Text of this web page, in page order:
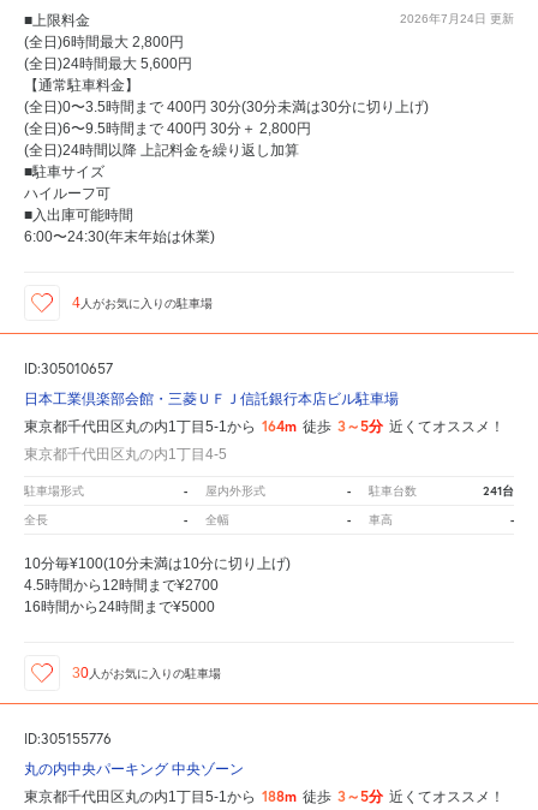
2026年7月24日 更新
■上限料金
(全日)6時間最大 2,800円
(全日)24時間最大 5,600円
【通常駐車料金】
(全日)0〜3.5時間まで 400円 30分(30分未満は30分に切り上げ)
(全日)6〜9.5時間まで 400円 30分＋ 2,800円
(全日)24時間以降 上記料金を繰り返し加算
■駐車サイズ
ハイルーフ可
■入出庫可能時間
6:00〜24:30(年末年始は休業)
4 人がお気に入りの駐車場
ID:305010657
日本工業倶楽部会館・三菱ＵＦＪ信託銀行本店ビル駐車場
東京都千代田区丸の内1丁目5-1から 164m 徒歩 3～5分 近くてオススメ！
東京都千代田区丸の内1丁目4-5
駐車場形式 - 屋内外形式 - 駐車台数 241台
全長 - 全幅 - 車高 -
10分毎¥100(10分未満は10分に切り上げ)
4.5時間から12時間まで¥2700
16時間から24時間まで¥5000
30 人がお気に入りの駐車場
ID:305155776
丸の内中央パーキング 中央ゾーン
東京都千代田区丸の内1丁目5-1から 188m 徒歩 3～5分 近くてオススメ！